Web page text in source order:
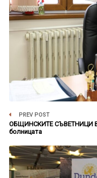
PREV POST
ОБЩИНСКИТЕ СЪВЕТНИЦИ В
болницата